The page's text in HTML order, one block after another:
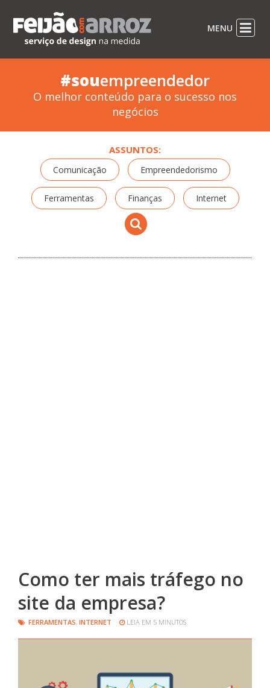
MENU
#souempreendedor
O melhor conteúdo para o sucesso nos
negócios
ASSUNTOS:
Comunicação Empreendedorismo
Ferramentas Finanças Internet
Como ter mais tráfego no
site da empresa?
FERRAMENTAS, INTERNET LEIA EM 5 MINUTOS